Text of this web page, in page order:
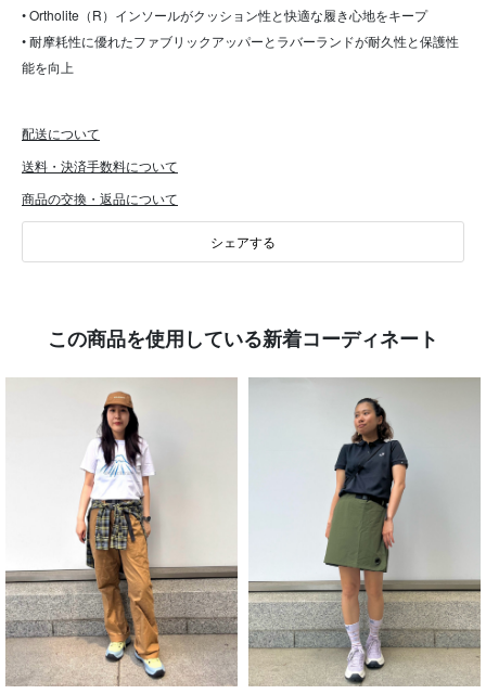
• Ortholite（R）インソールがクッション性と快適な履き心地をキープ
• 耐摩耗性に優れたファブリックアッパーとラバーランドが耐久性と保護性
能を向上
配送について
送料・決済手数料について
商品の交換・返品について
シェアする
この商品を使用している新着コーディネート